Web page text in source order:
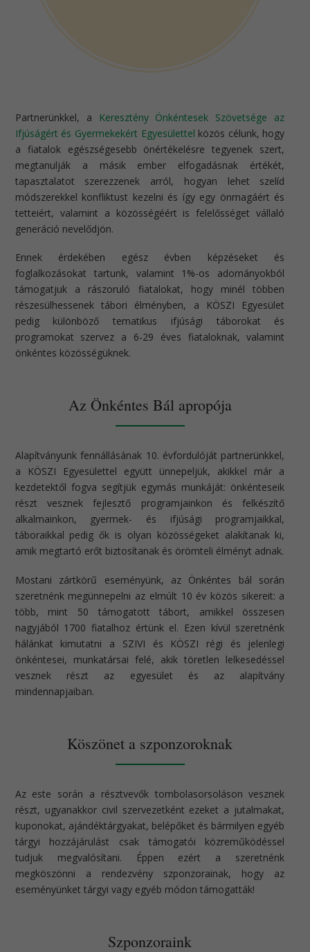
Partnerünkkel, a
Keresztény Önkéntesek Szövetsége az
Ifjúságért és Gyermekekért Egyesülettel közös célunk, hogy
a fiatalok egészségesebb önértékelésre tegyenek szert,
megtanulják a másik ember elfogadásnak értékét,
tapasztalatot szerezzenek arról, hogyan lehet szelíd
módszerekkel konfliktust kezelni és így egy önmagáért és
tetteiért, valamint a közösségéért is felelősséget vállaló
generáció nevelődjön.
Ennek érdekében egész évben képzéseket és
foglalkozásokat tartunk, valamint 1%-os adományokból
támogatjuk a rászoruló fiatalokat, hogy minél többen
részesülhessenek tábori élményben, a KÖSZI Egyesület
pedig különböző tematikus ifjúsági táborokat és
programokat szervez a 6-29 éves fiataloknak, valamint
önkéntes közösségüknek.
Az Önkéntes Bál apropója
Alapítványunk fennállásának 10. évfordulóját partnerünkkel,
a KÖSZI Egyesülettel együtt ünnepeljük, akikkel már a
kezdetektől fogva segítjük egymás munkáját: önkénteseik
részt vesznek fejlesztő programjainkon és felkészítő
alkalmainkon, gyermek- és ifjúsági programjaikkal,
táboraikkal pedig ők is olyan közösségeket alakítanak ki,
amik megtartó erőt biztosítanak és örömteli élményt adnak.
Mostani zártkörű eseményünk, az Önkéntes bál során
szeretnénk megünnepelni az elmúlt 10 év közös sikereit: a
több, mint 50 támogatott tábort, amikkel összesen
nagyjából 1700 fiatalhoz értünk el. Ezen kívül szeretnénk
hálánkat kimutatni a SZIVI és KÖSZI régi és jelenlegi
önkéntesei, munkatársai felé, akik töretlen lelkesedéssel
vesznek részt az egyesület és az alapítvány
mindennapjaiban.
Köszönet a szponzoroknak
Az este során a résztvevők tombolasorsoláson vesznek
részt, ugyanakkor civil szervezetként ezeket a jutalmakat,
kuponokat, ajándéktárgyakat, belépőket és bármilyen egyéb
tárgyi hozzájárulást csak támogatói közreműködéssel
tudjuk megvalósítani. Éppen ezért a szeretnénk
megköszönni a rendezvény szponzorainak, hogy az
eseményünket tárgyi vagy egyéb módon támogatták!
Szponzoraink